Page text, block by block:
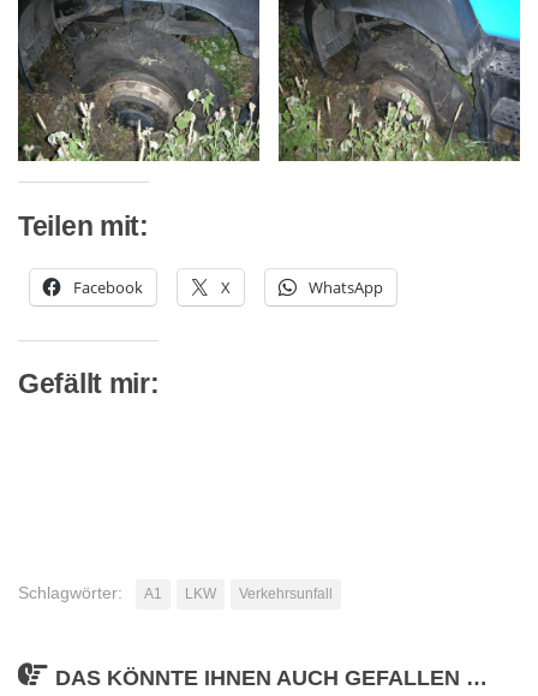
Teilen mit:
Facebook X WhatsApp
Gefällt mir:
Schlagwörter: A1 LKW Verkehrsunfall
DAS KÖNNTE IHNEN AUCH GEFALLEN …